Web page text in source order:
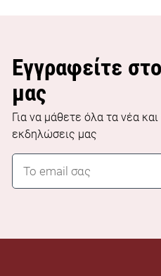
Εγγραφείτε
μας
Για να μάθετε όλα τα νέα
εκδηλώσεις μας
E